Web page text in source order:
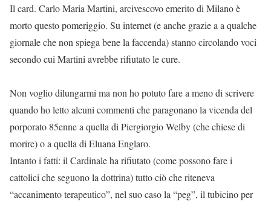
Il card. Carlo Maria Martini, arcivescovo emerito di Milano è
morto questo pomeriggio. Su internet (e anche grazie a a qualche
giornale che non spiega bene la faccenda) stanno circolando voci
secondo cui Martini avrebbe rifiutato le cure.
Non voglio dilungarmi ma non ho potuto fare a meno di scrivere
quando ho letto alcuni commenti che paragonano la vicenda del
porporato 85enne a quella di Piergiorgio Welby (che chiese di
morire) o a quella di Eluana Englaro.
Intanto i fatti: il Cardinale ha rifiutato (come possono fare i
cattolici che seguono la dottrina) tutto ciò che riteneva
“accanimento terapeutico”, nel suo caso la “peg”, il tubicino per